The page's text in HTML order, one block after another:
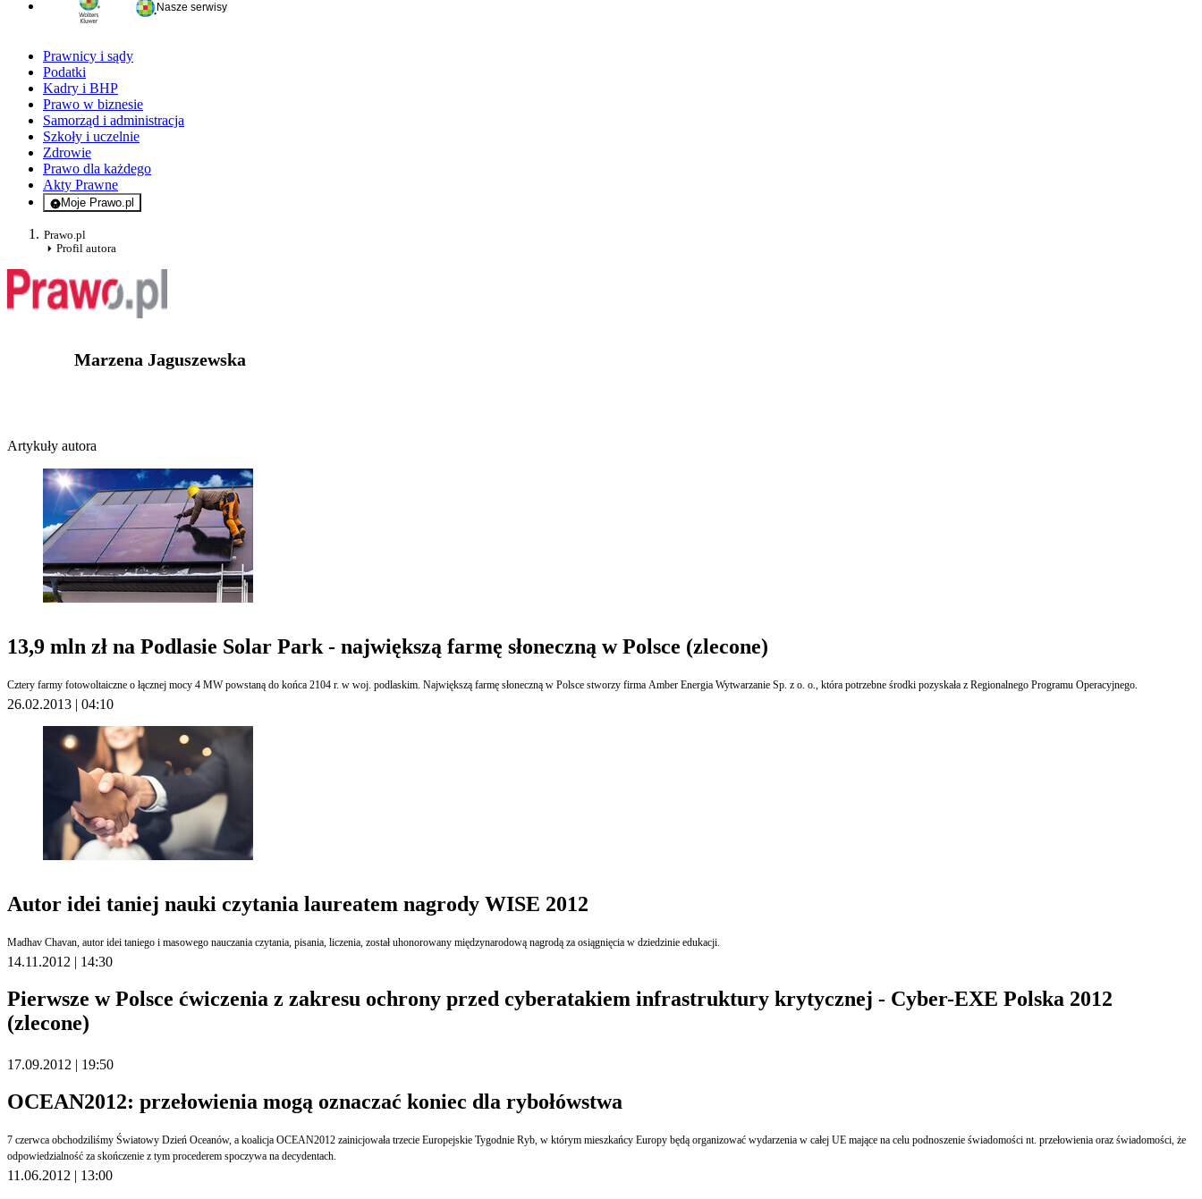
Nasze serwisy
Prawnicy i sądy
Podatki
Kadry i BHP
Prawo w biznesie
Samorząd i administracja
Szkoły i uczelnie
Zdrowie
Prawo dla każdego
Akty Prawne
Moje Prawo.pl
- rejestracja i logowanie do serwisu
Prawo.pl
Profil autora
Marzena Jaguszewska
Artykuły autora
13,9 mln zł na Podlasie Solar Park - największą farmę słoneczną w Polsce (zlecone)
Cztery farmy fotowoltaiczne o łącznej mocy 4 MW powstaną do końca 2104 r. w woj. podlaskim. Największą farmę słoneczną w Polsce stworzy firma Amber Energia Wytwarzanie Sp. z o. o., która potrzebne środki pozyskała z Regionalnego Programu Operacyjnego.
26.02.2013 | 04:10
Autor idei taniej nauki czytania laureatem nagrody WISE 2012
Madhav Chavan, autor idei taniego i masowego nauczania czytania, pisania, liczenia, został uhonorowany międzynarodową nagrodą za osiągnięcia w dziedzinie edukacji.
14.11.2012 | 14:30
Pierwsze w Polsce ćwiczenia z zakresu ochrony przed cyberatakiem infrastruktury krytycznej - Cyber-EXE Polska 2012
(zlecone)
17.09.2012 | 19:50
OCEAN2012: przełowienia mogą oznaczać koniec dla rybołówstwa
7 czerwca obchodziliśmy Światowy Dzień Oceanów, a koalicja OCEAN2012 zainicjowała trzecie Europejskie Tygodnie Ryb, w którym mieszkańcy Europy będą organizować wydarzenia w całej UE mające na celu podnoszenie świadomości nt. przełowienia oraz świadomości, że
odpowiedzialność za skończenie z tym procederem spoczywa na decydentach.
11.06.2012 | 13:00